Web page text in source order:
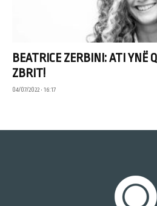
BEATRICE ZERBINI: ATI YNË
ZBRIT!
04/07/2022 • 16:17